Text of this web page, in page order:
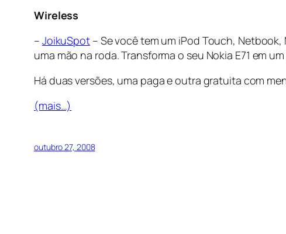
Wireless
– JoikuSpot– Se você tem um iPod Touch,
uma mão na roda. Transforma o seu Nokia E71 em
Há duas versões, uma paga e outra gratuita com
(mais…)
outubro 27, 2008